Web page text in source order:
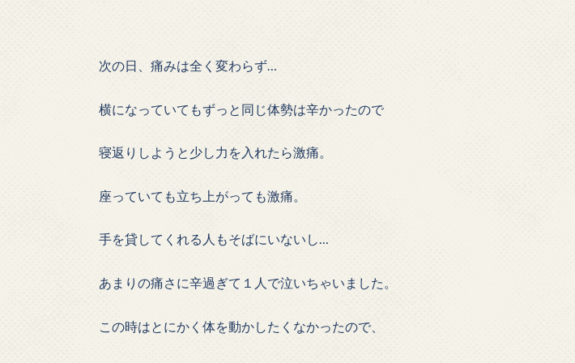
次の日、痛みは全く変わらず…
横になっていてもずっと同じ体勢は辛かったので
寝返りしようと少し力を入れたら激痛。
座っていても立ち上がっても激痛。
手を貸してくれる人もそばにいないし…
あまりの痛さに辛過ぎて１人で泣いちゃいました。
この時はとにかく体を動かしたくなかったので、